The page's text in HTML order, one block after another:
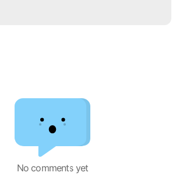
No comments yet